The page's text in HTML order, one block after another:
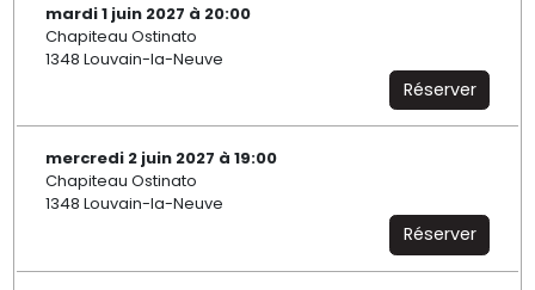
mardi 1 juin 2027 à 20:00
Chapiteau Ostinato
1348 Louvain-la-Neuve
Réserver
mercredi 2 juin 2027 à 19:00
Chapiteau Ostinato
1348 Louvain-la-Neuve
Réserver